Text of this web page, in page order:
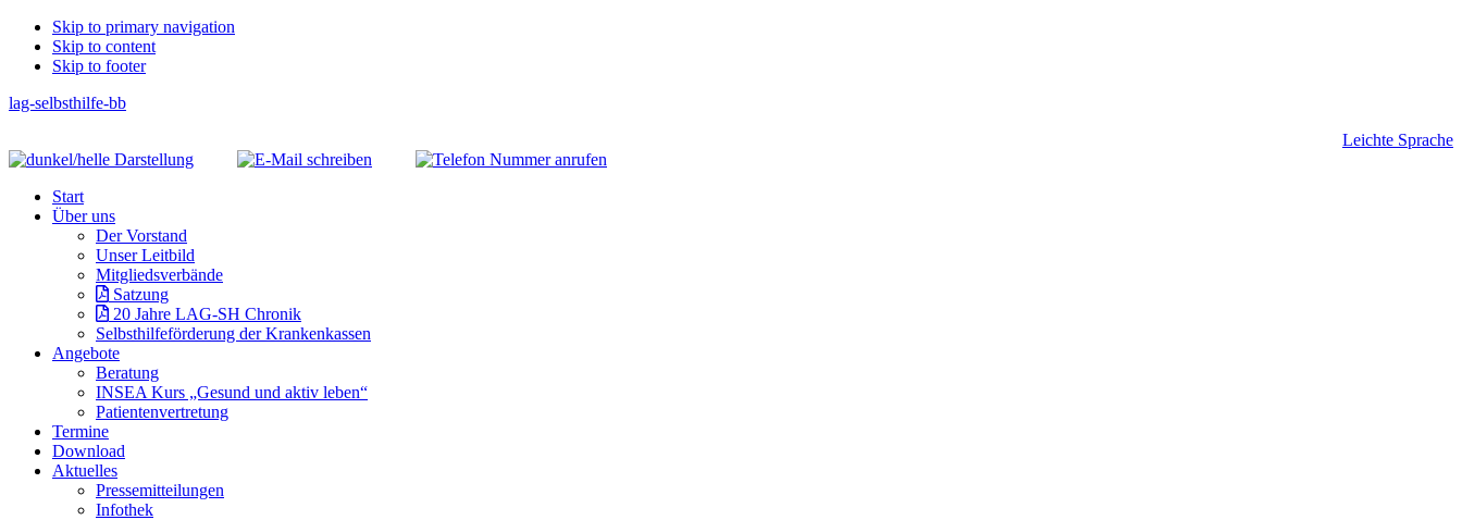
Skip
links
Skip to primary navigation
Skip to content
Skip to footer
lag-selbsthilfe-bb
Header
Right
Leichte Sprache
navigation
Start
Über uns
Der Vorstand
Unser Leitbild
Mitgliedsverbände
Satzung
20 Jahre LAG-SH Chronik
Selbsthilfeförderung der Krankenkassen
Angebote
Beratung
INSEA Kurs „Gesund und aktiv leben“
Patientenvertretung
Termine
Download
Aktuelles
Pressemitteilungen
Infothek